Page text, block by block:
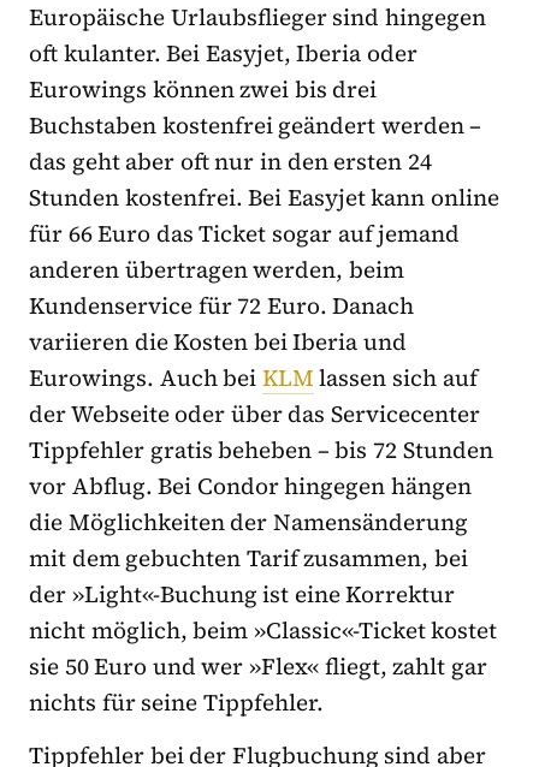
Europäische Urlaubsflieger sind hingegen
oft kulanter. Bei Easyjet, Iberia oder
Eurowings können zwei bis drei
Buchstaben kostenfrei geändert werden –
das geht aber oft nur in den ersten 24
Stunden kostenfrei. Bei Easyjet kann online
für 66 Euro das Ticket sogar auf jemand
anderen übertragen werden, beim
Kundenservice für 72 Euro. Danach
variieren die Kosten bei Iberia und
Eurowings. Auch beiKLMlassen sich auf
der Webseite oder über das Servicecenter
Tippfehler gratis beheben – bis 72 Stunden
vor Abflug. Bei Condor hingegen hängen
die Möglichkeiten der Namensänderung
mit dem gebuchten Tarif zusammen, bei
der »Light«-Buchung ist eine Korrektur
nicht möglich, beim »Classic«-Ticket kostet
sie 50 Euro und wer »Flex« fliegt, zahlt gar
nichts für seine Tippfehler.
Tippfehler bei der Flugbuchung sind aber